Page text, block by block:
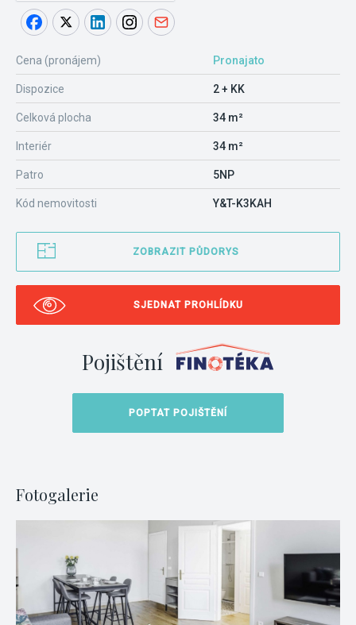
Cena (pronájem) Pronajato
Dispozice 2 + KK
Celková plocha 34 m²
Interiér 34 m²
Patro 5NP
Kód nemovitosti Y&T-K3KAH
ZOBRAZIT PŮDORYS
SJEDNAT PROHLÍDKU
Pojištění
POPTAT POJIŠTĚNÍ
Fotogalerie